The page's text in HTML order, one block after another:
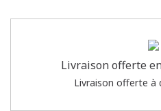
Livraison offerte
Livraison offerte à